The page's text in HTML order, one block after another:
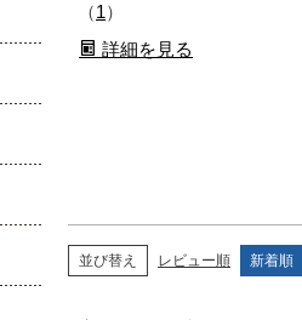
（1）
詳細を見る
並び替え レビュー順 新着順